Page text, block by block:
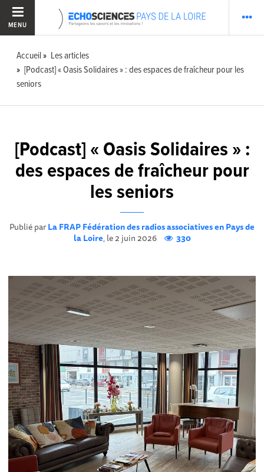
MENU
Accueil
Les articles
[Podcast] « Oasis Solidaires » : des espaces de fraîcheur pour les
seniors
[Podcast] « Oasis Solidaires » :
des espaces de fraîcheur pour
les seniors
Publié parLa FRAP Fédération des radios associatives en Pays de
la Loire, le 2 juin 2026 330